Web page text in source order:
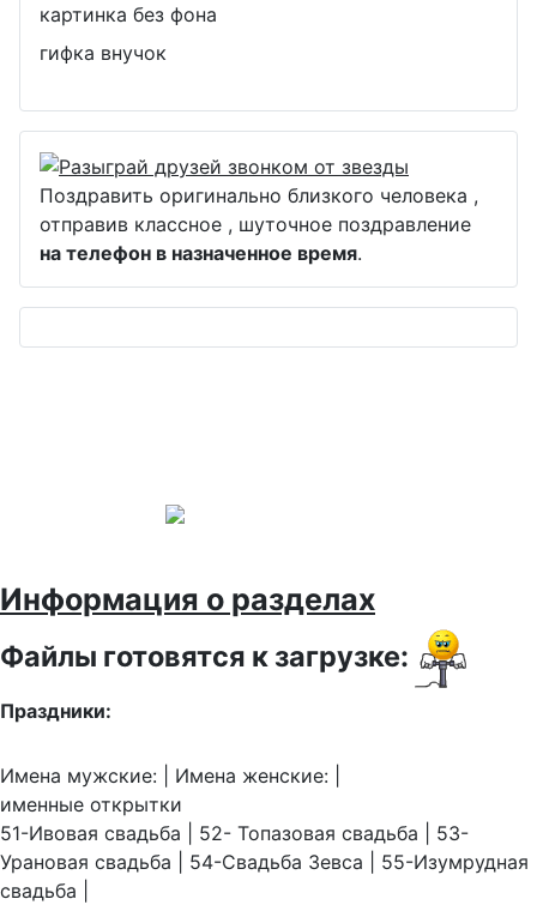
картинка без фона
гифка внучок
Поздравить оригинально близкого человека ,
отправив классное , шуточное поздравление
на телефон в назначенное время.
Информация о разделах
Файлы готовятся к загрузке:
Праздники:
Имена мужские: | Имена женские: |
именные открытки
51-Ивовая свадьба | 52- Топазовая свадьба | 53-
Урановая свадьба | 54-Свадьба Зевса | 55-Изумрудная
свадьба |